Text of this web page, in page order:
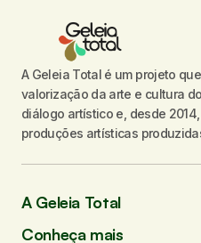
A Geleia Total é um projeto
valorização da arte e cultura
diálogo artístico e, desde
produções artísticas
A Geleia Total
Conheça mais